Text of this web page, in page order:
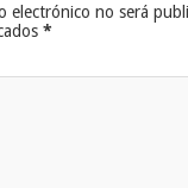
electrónico no será
*